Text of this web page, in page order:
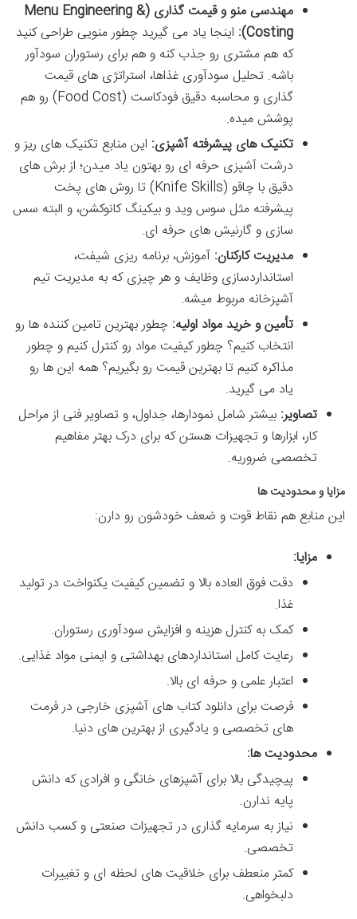
مهندسی منو و قیمت گذاری (Menu Engineering &
Costing): اینجا یاد می گیرید چطور منویی طراحی کنید
که هم مشتری رو جذب کنه و هم برای رستوران سودآور
باشه. تحلیل سودآوری غذاها، استراتژی های قیمت
گذاری و محاسبه دقیق فودکاست (Food Cost) رو هم
پوشش میده.
تکنیک های پیشرفته آشپزی: این منابع تکنیک های ریز و
درشت آشپزی حرفه ای رو بهتون یاد میدن؛ از برش های
دقیق با چاقو (Knife Skills) تا روش های پخت
پیشرفته مثل سوس وید و بیکینگ کانوکشن، و البته سس
سازی و گارنیش های حرفه ای.
مدیریت کارکنان: آموزش، برنامه ریزی شیفت،
استانداردسازی وظایف و هر چیزی که به مدیریت تیم
آشپزخانه مربوط میشه.
تأمین و خرید مواد اولیه: چطور بهترین تامین کننده ها رو
انتخاب کنیم؟ چطور کیفیت مواد رو کنترل کنیم و چطور
مذاکره کنیم تا بهترین قیمت رو بگیریم؟ همه این ها رو
یاد می گیرید.
تصاویر: بیشتر شامل نمودارها، جداول، و تصاویر فنی از مراحل
کار، ابزارها و تجهیزات هستن که برای درک بهتر مفاهیم
تخصصی ضروریه.
مزایا و محدودیت ها
این منابع هم نقاط قوت و ضعف خودشون رو دارن:
مزایا:
دقت فوق العاده بالا و تضمین کیفیت یکنواخت در تولید
غذا.
کمک به کنترل هزینه و افزایش سودآوری رستوران.
رعایت کامل استانداردهای بهداشتی و ایمنی مواد غذایی.
اعتبار علمی و حرفه ای بالا.
فرصت برای دانلود کتاب های آشپزی خارجی در فرمت
های تخصصی و یادگیری از بهترین های دنیا.
محدودیت ها:
پیچیدگی بالا برای آشپزهای خانگی و افرادی که دانش
پایه ندارن.
نیاز به سرمایه گذاری در تجهیزات صنعتی و کسب دانش
تخصصی.
کمتر منعطف برای خلاقیت های لحظه ای و تغییرات
دلبخواهی.